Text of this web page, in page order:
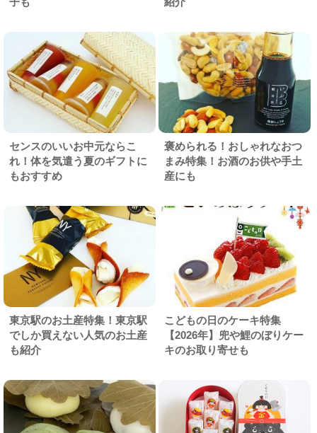
センスのいいお中元ならこ
れ！体を気遣う夏のギフトに
もおすすめ
褒められる！おしゃれなおつ
まみ特集！お酒のお供や手土
産にも
東京駅のお土産特集！東京駅
でしか買えない人気のお土産
も紹介
こどもの日のケーキ特集
【2026年】兜や鯉のぼりケー
キのお取り寄せも